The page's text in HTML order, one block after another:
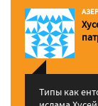
Типы как